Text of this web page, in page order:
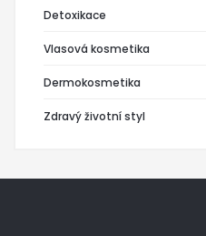
Detoxikace
Vlasová kosmetika
Dermokosmetika
Zdravý životní styl